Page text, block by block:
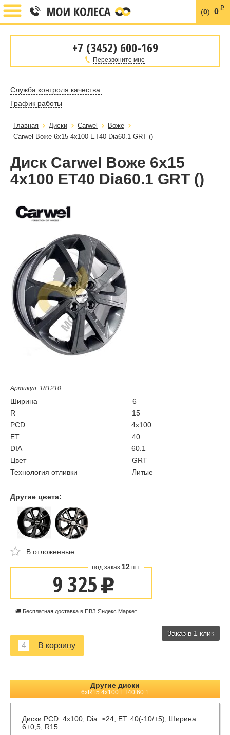
(0): 0 i
+7 (3452) 600-169
Перезвоните мне
Служба контроля качества:
График работы
Главная Диски Carwel
Воже
Carwel Воже 6x15 4x100 ET40 Dia60.1 GRT ()
Диск Carwel Воже 6x15
4x100 ET40 Dia60.1 GRT ()
Артикул: 181210
Ширина
6
R
15
PCD
4x100
ET
40
DIA
60.1
Цвет
GRT
Технология отливки
Литые
Другие цвета:
В отложенные
под заказ 12 шт.
9 325u
🚚 Бесплатная доставка в ПВЗ Яндекс Маркет
Заказ в 1 клик
Другие диски
6xR15 4x100 ET40 60.1
Диски PCD: 4x100, Dia: ≥24, ET: 40(-10/+5), Ширина:
6±0,5, R15